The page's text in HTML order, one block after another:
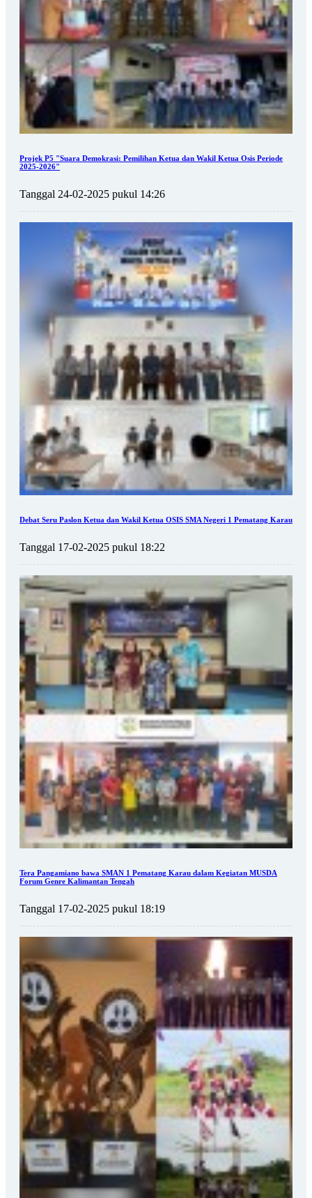
Projek P5 "Suara Demokrasi: Pemilihan Ketua dan Wakil Ketua Osis Periode
2025-2026"
Tanggal 24-02-2025 pukul 14:26
Debat Seru Paslon Ketua dan Wakil Ketua OSIS SMA Negeri 1 Pematang Karau
Tanggal 17-02-2025 pukul 18:22
Tera Pangamiano bawa SMAN 1 Pematang Karau dalam Kegiatan MUSDA
Forum Genre Kalimantan Tengah
Tanggal 17-02-2025 pukul 18:19